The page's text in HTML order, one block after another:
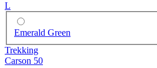
L
Emerald Green
Trekking
Carson 50